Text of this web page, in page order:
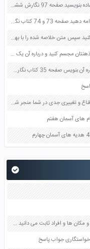
یکی از حکایت هایی را که تا به حال شنیده اید به زبان ساده بنویسید صفحه 97 نگارش ششم دبستان
یکی از متن های ناتمام زیر را انتخاب کنید و نوشته را ادامه دهید صفحه 73 و 74 کتاب نگارش فارسی پنجم دبستان
یکی از درس های مندرج در کتاب درسی خود را خلاصه کنید سپس متن خلاصه شده را با بهره گیری از روش های دسته بندی نمودار جدول نقشه مفهومی نشان دهید صفحه 118 نگارش یازدهم
یکی از صدا های آبشار به هم خوردن برگ ها زنبور را در ذهنتان مجسم کنید و درباره آن یک بند بنویسید صفحه 11 نگارش پنجم
یکی از دو موضوع را به دلخواه انتخاب کن و یک بند درباره آن بنویس صفحه 35 کتاب نگارش فارسی سوم
یکی از موثرترین پیام هایی را که دریافت کرده اید و به اقناع و تغییری جدی در شما منجر شده است برسی کنید و علت این تاثیر گذاری قابل توجه را بنویسید صفحه 52 تفکر و سواد رسانه ای دهم
آیا نظر خود را به عنوان یک قاعده کلی برای همه زمان ها و مکان ها و افراد ثابت می دانید چرا صفحه 59 تفکر و سبک زندگی هفتم
خواستگاری جواب پاسخ